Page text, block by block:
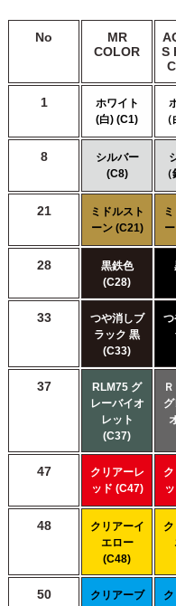
No
MR
COLOR
S
1
ホワイト
(白) (C1)
8
シルバー
(C8)
21
ミドルスト
ーン (C21)
28
黒鉄色
(C28)
33
つや消しブ
ラック 黒
(C33)
つ
37
RLM75 グ
レーバイオ
レット
(C37)
47
クリアーレ
ッド (C47)
48
クリアーイ
エロー
(C48)
50
クリアーブ